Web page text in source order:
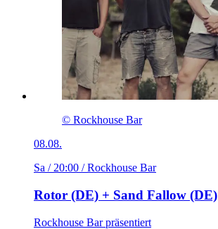
© Rockhouse Bar
08.08.
Sa / 20:00 / Rockhouse Bar
Rotor (DE) + Sand Fallow (DE)
Rockhouse Bar präsentiert